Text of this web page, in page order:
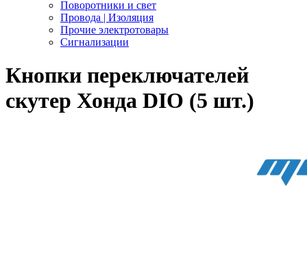
Поворотники и свет
Провода | Изоляция
Прочие электротовары
Сигнализации
Кнопки переключателей
скутер Хонда DIO (5 шт.)